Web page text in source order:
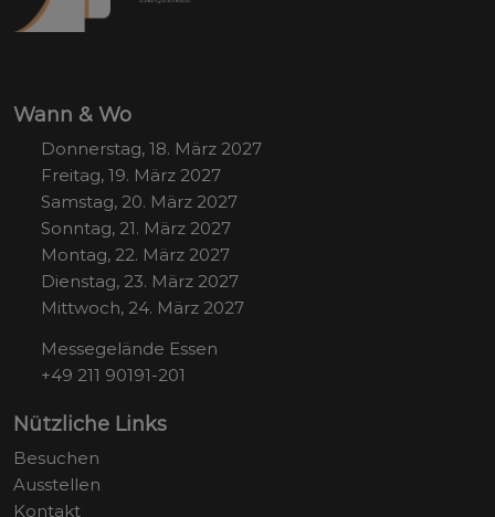
Wann & Wo
Donnerstag, 18. März 2027
Freitag, 19. März 2027
Samstag, 20. März 2027
Sonntag, 21. März 2027
Montag, 22. März 2027
Dienstag, 23. März 2027
Mittwoch, 24. März 2027
Messegelände Essen
+49 211 90191-201
Nützliche Links
Besuchen
Ausstellen
Kontakt